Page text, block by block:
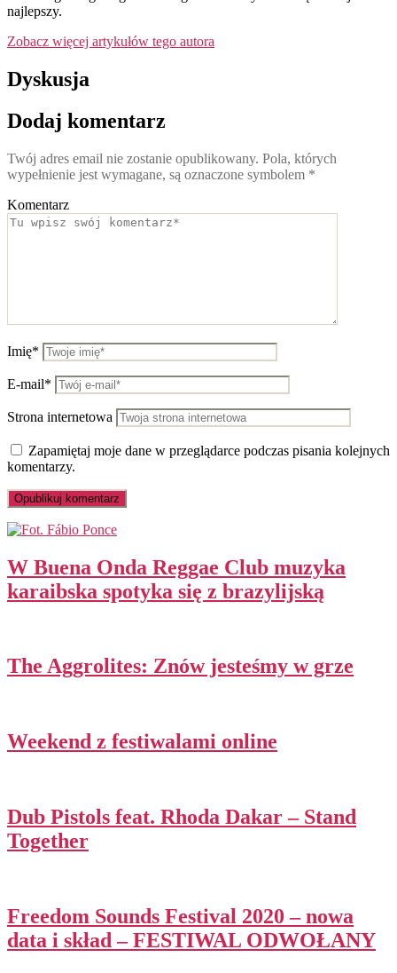
najlepszy.
Zobacz więcej artykułów tego autora
Dyskusja
Dodaj komentarz
Twój adres email nie zostanie opublikowany. Pola, których
wypełnienie jest wymagane, są oznaczone symbolem *
Komentarz
Imię*
E-mail*
Strona internetowa
Zapamiętaj moje dane w przeglądarce podczas pisania kolejnych
komentarzy.
W Buena Onda Reggae Club muzyka
karaibska spotyka się z brazylijską
The Aggrolites: Znów jesteśmy w grze
Weekend z festiwalami online
Dub Pistols feat. Rhoda Dakar – Stand
Together
Freedom Sounds Festival 2020 – nowa
data i skład – FESTIWAL ODWOŁANY